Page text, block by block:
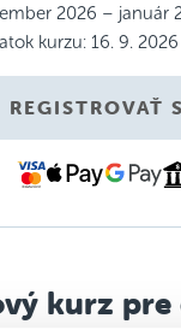
2026 – január
kurzu: 16. 9. 2026
REGISTROVAŤ
kurz